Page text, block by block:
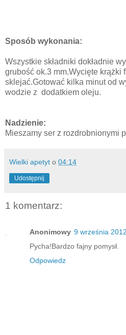
Sposób wykonania:
Wszystkie składniki dokładnie
grubość ok.3 mm.Wycięte krążki
sklejać.Gotować kilka minut od
wodzie z dodatkiem oleju.
Nadzienie:
Mieszamy ser z rozdrobnionymi
Wielki apetyt o 04:14
Udostępnij
1 komentarz:
Anonimowy 9 września
Pycha!Bardzo fajny pomysł.
Odpowiedz